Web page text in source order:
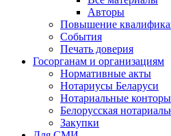
Авторы
Повышение
События
Печать доверия
Госорганам и организациям
Нормативные акты
Нотариусы Беларуси
Нотариальные конторы
Белорусская
Закупки